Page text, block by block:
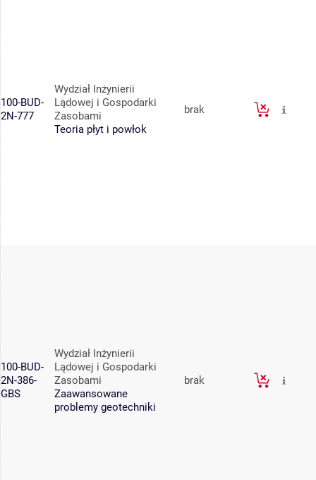
100-BUD-
2N-777
Wydział Inżynierii
Lądowej i Gospodarki
Zasobami
Teoria płyt i powłok
brak
100-BUD-
2N-386-
GBS
Wydział Inżynierii
Lądowej i Gospodarki
Zasobami
Zaawansowane
problemy geotechniki
brak